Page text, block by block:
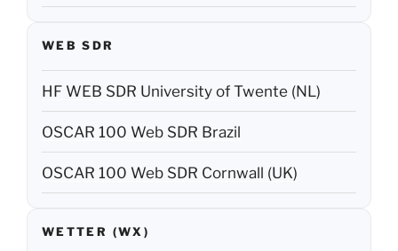
WEB SDR
HF WEB SDR University of Twente (NL)
OSCAR 100 Web SDR Brazil
OSCAR 100 Web SDR Cornwall (UK)
WETTER (WX)